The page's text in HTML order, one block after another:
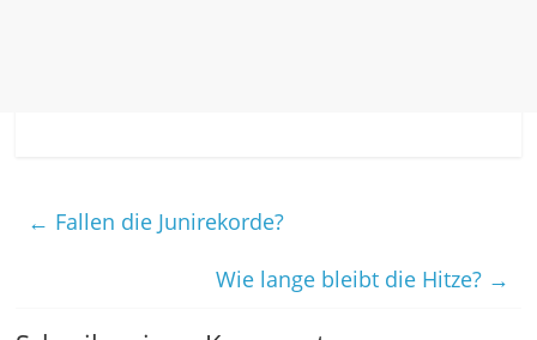
← Fallen die Junirekorde?
Wie lange bleibt die Hitze? →